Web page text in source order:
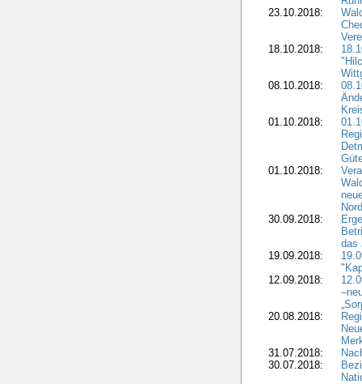
23.10.2018:
18.10.2018:
08.10.2018:
01.10.2018:
01.10.2018:
30.09.2018:
das
19.09.2018:
12.09.2018:
20.08.2018:
31.07.2018:
30.07.2018: